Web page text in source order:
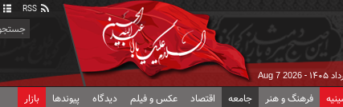
Aug 7 2026
فرهنگ و هنر جامعه اقتصاد عکس و فیلم دیدگاه پیوندها بازار